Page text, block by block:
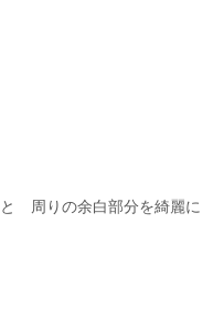
周りの余白部分を綺麗に